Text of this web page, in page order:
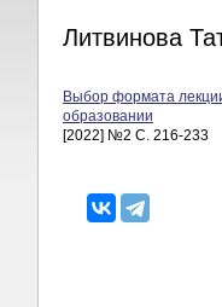
Литвинова
Выбор формата
образовании
[2022] №2 С. 216-233